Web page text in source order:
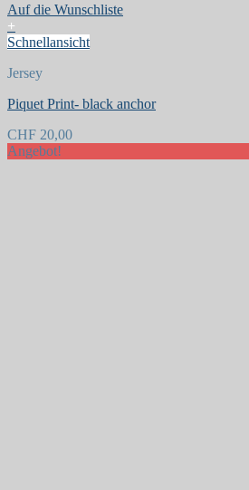
Auf die Wunschliste
+
Schnellansicht
Jersey
Piquet Print- black anchor
CHF 20,00
Angebot!